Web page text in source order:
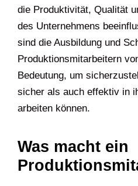
die Produktivität, Qualität
des Unternehmens
sind die Ausbildung und
Produktionsmitarbeitern
Bedeutung, um
sicher als auch effektiv in
arbeiten können.
Was macht ein